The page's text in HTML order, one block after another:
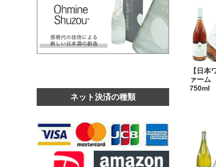
【日本
ァー
750ml
ネット決済の種類